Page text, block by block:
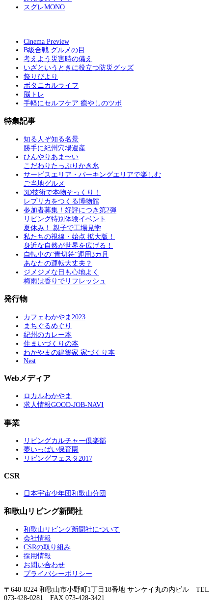
スグレMONO
Cinema Preview
B級合戦 グルメの目
考えよう災害時の備え
いざというときに役立つ防災グッズ
祭りびより
ボタニカルライフ
脳トレ
手軽にセルフケア 癒やしのツボ
特集記事
知る人ぞ知る名景
勝手に紀州穴場遺産
ひんやりあま〜い
こだわりたっぷりかき氷
サービスエリア・パーキングエリアで楽しむ
ご当地グルメ
3D技術で本物そっくり！
レプリカをつくる博物館
参加者募集！好評につき第2弾
リビング特別体験イベント
夏休み！ 親子で工場見学
私たちの視線・始点 拡大版！
身近な自然が世界を広げる！
自転車の“青切符”運用3カ月
あなたの運転大丈夫？
ジメジメな日も心地よく
梅雨は香りでリフレッシュ
発行物
カフェわかやま2023
まちぐるめぐり
紀州のカレー本
住まいづくりの本
わかやまの建築家 家づくり本
Nest
Webメディア
ロカルわかやま
求人情報GOOD-JOB-NAVI
事業
リビングカルチャー倶楽部
夢いっぱい保育園
リビングフェスタ2017
CSR
日本宇宙少年団和歌山分団
和歌山リビング新聞社
和歌山リビング新聞社について
会社情報
CSRの取り組み
採用情報
お問い合わせ
プライバシーポリシー
〒640-8224 和歌山市小野町1丁目18番地 サンケイ丸の内ビル TEL
073-428-0281 FAX 073-428-3421